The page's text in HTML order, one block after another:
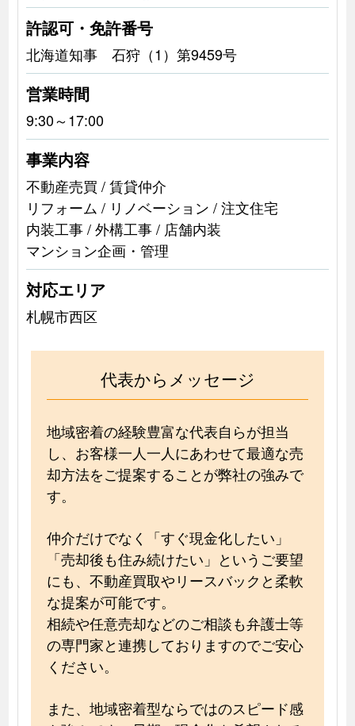
許認可・免許番号
北海道知事 石狩（1）第9459号
営業時間
9:30～17:00
事業内容
不動産売買 / 賃貸仲介
リフォーム / リノベーション / 注文住宅
内装工事 / 外構工事 / 店舗内装
マンション企画・管理
対応エリア
札幌市西区
代表からメッセージ
地域密着の経験豊富な代表自らが担当
し、お客様一人一人にあわせて最適な売
却方法をご提案することが弊社の強みで
す。
仲介だけでなく「すぐ現金化したい」
「売却後も住み続けたい」というご要望
にも、不動産買取やリースバックと柔軟
な提案が可能です。
相続や任意売却などのご相談も弁護士等
の専門家と連携しておりますのでご安心
ください。
また、地域密着型ならではのスピード感